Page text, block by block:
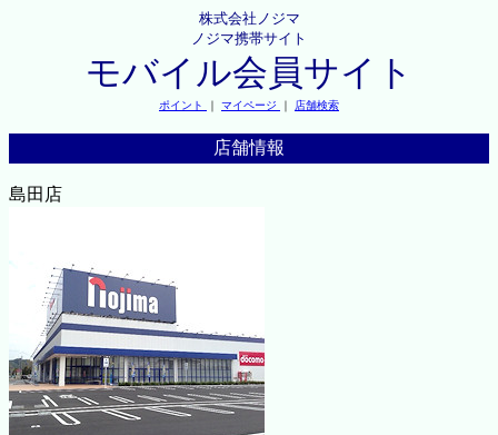
株式会社ノジマ
ノジマ携帯サイト
モバイル会員サイト
ポイント ｜ マイページ ｜ 店舗検索
店舗情報
島田店